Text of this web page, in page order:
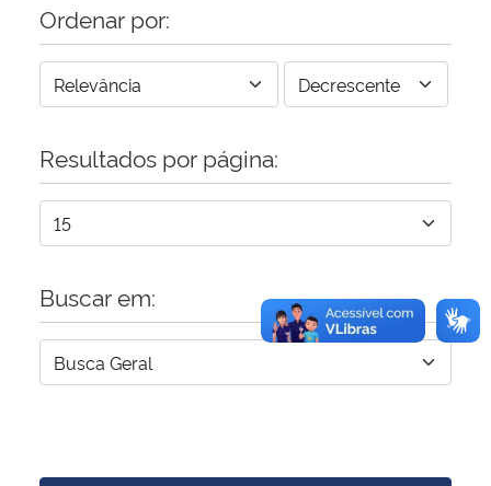
Gabinete de Segurança Institucional
Advocacia-Geral da União
Banco Central do Brasil
Ordenar por:
Resultados por página:
Buscar em: